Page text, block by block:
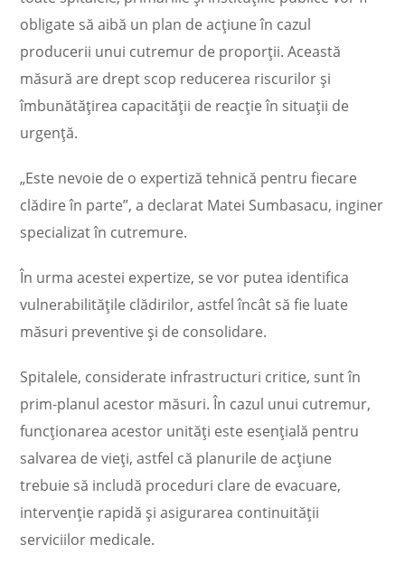
obligate să aibă un plan de acțiune în cazul
producerii unui cutremur de proporții. Această
măsură are drept scop reducerea riscurilor și
îmbunătățirea capacității de reacție în situații de
urgență.
„Este nevoie de o expertiză tehnică pentru fiecare
clădire în parte”, a declarat Matei Sumbasacu, inginer
specializat în cutremure.
În urma acestei expertize, se vor putea identifica
vulnerabilitățile clădirilor, astfel încât să fie luate
măsuri preventive și de consolidare.
Spitalele, considerate infrastructuri critice, sunt în
prim-planul acestor măsuri. În cazul unui cutremur,
funcționarea acestor unități este esențială pentru
salvarea de vieți, astfel că planurile de acțiune
trebuie să includă proceduri clare de evacuare,
intervenție rapidă și asigurarea continuității
serviciilor medicale.